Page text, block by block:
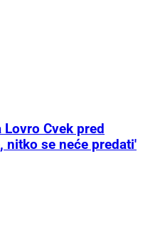
Cvek pred
nitko se neće predati'